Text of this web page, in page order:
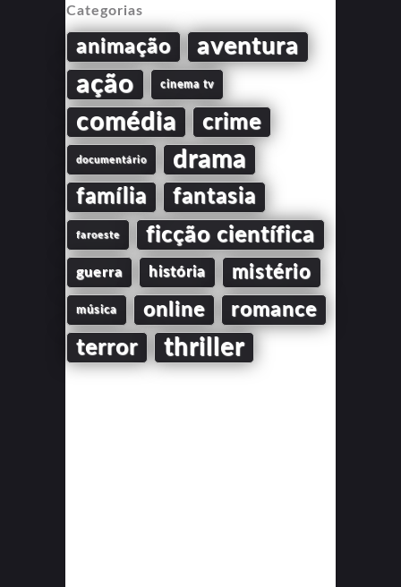
Categorias
animação aventura
ação cinema tv
comédia crime
documentário drama
família fantasia
faroeste ficção científica
guerra história mistério
música online romance
terror thriller